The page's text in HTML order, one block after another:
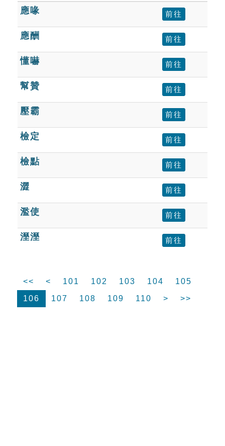
生命大百科索引
遊戲專區
教學應用
貓頭鷹博士
應喙 前往
應酬 前往
懂嚇 前往
幫贊 前往
壓霸 前往
檢定 前往
檢點 前往
澀 前往
濫使 前往
溼溼 前往
<< < 101 102 103 104
105
106
107 108 109 110 > >>